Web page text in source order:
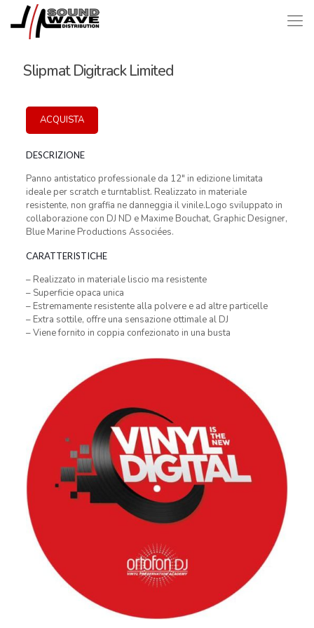
Slipmat Digitrack Limited
ACQUISTA
DESCRIZIONE
Panno antistatico professionale da 12″ in edizione limitata
ideale per scratch e turntablist. Realizzato in materiale
resistente, non graffia ne danneggia il vinile.Logo sviluppato in
collaborazione con DJ ND e Maxime Bouchat, Graphic Designer,
Blue Marine Productions Associées.
CARATTERISTICHE
– Realizzato in materiale liscio ma resistente
– Superficie opaca unica
– Estremamente resistente alla polvere e ad altre particelle
– Extra sottile, offre una sensazione ottimale al DJ
– Viene fornito in coppia confezionato in una busta